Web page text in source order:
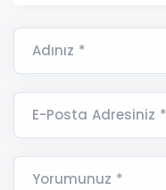
Adınız *
E-Posta Adresiniz *
Yorumunuz *